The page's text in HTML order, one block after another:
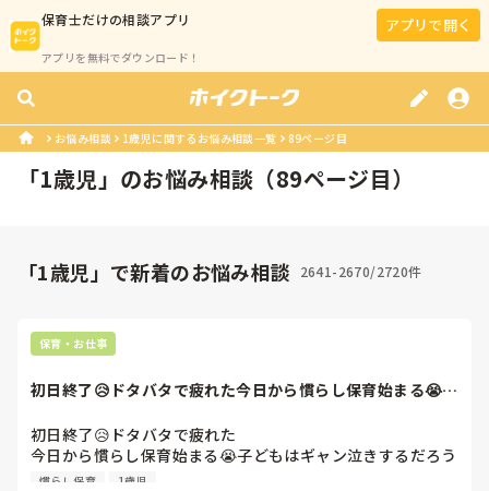
保育士だけの相談アプリ
アプリを無料でダウンロード！
アプリで開く
お悩み相談 1歳児に関するお悩み相談一覧 89ページ目
「1歳児」のお悩み相談（89ページ目）
「1歳児」で新着のお悩み相談 2641-2670/2720件
保育・お仕事
初日終了😥ドタバタで疲れた今日から慣らし保育始まる😭子
初日終了😥ドタバタで疲れた
今日から慣らし保育始まる😭子どもはギャン泣きするだろう
し、もうヘトヘトです、、、。
慣らし保育 1歳児